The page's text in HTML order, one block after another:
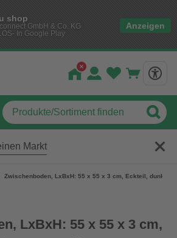
shop
GmbH & Co. KG
In Google Play
Anzeigen
Markt
Zwischenboden, LxBxH: 55 x 55 x 3 cm, Eckteil,
LxBxH: 55 x 55 x 3 cm,